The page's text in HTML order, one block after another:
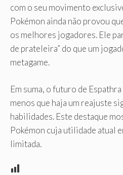
com o seu movimento
Pokémon ainda não provou
os melhores jogadores. Ele
de prateleira” do que um
metagame.
Em suma, o futuro de
menos que haja um reajuste
habilidades. Este destaque
Pokémon cuja utilidade atual
limitada.